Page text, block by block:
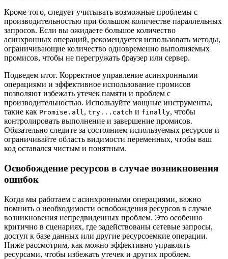
Кроме того, следует учитывать возможные проблемы с
производительностью при большом количестве параллельных
запросов. Если вы ожидаете большое количество
асинхронных операций, рекомендуется использовать методы,
ограничивающие количество одновременно выполняемых
промисов, чтобы не перегружать браузер или сервер.
Подведем итог. Корректное управление асинхронными
операциями и эффективное использование промисов
позволяют избежать утечек памяти и проблем с
производительностью. Используйте мощные инструменты,
такие как Promise.all, try...catch и finally, чтобы
контролировать выполнение и завершение промисов.
Обязательно следите за состоянием используемых ресурсов и
ограничивайте область видимости переменных, чтобы ваш
код оставался чистым и понятным.
Освобождение ресурсов в случае возникновения
ошибок
Когда мы работаем с асинхронными операциями, важно
помнить о необходимости освобождения ресурсов в случае
возникновения непредвиденных проблем. Это особенно
критично в сценариях, где задействованы сетевые запросы,
доступ к базе данных или другие ресурсоемкие операции.
Ниже рассмотрим, как можно эффективно управлять
ресурсами, чтобы избежать утечек и других проблем.